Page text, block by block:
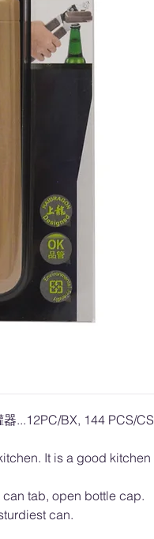
...12PC/BX, 144 PCS/CS
It is a good kitchen
tab, open bottle cap.
can.